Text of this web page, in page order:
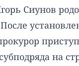
Сиунов
на